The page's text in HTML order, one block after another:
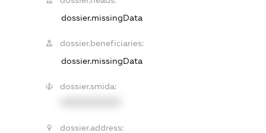
dossier.missingData
dossier.beneficiaries:
dossier.missingData
dossier.smida:
dossier.address: